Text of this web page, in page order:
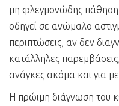
μη φλεγμονώδης πάθηση
οδηγεί σε ανώμαλο
περιπτώσεις, αν δεν
κατάλληλες
ανάγκες ακόμα και για
Η πρώιμη διάγνωση του